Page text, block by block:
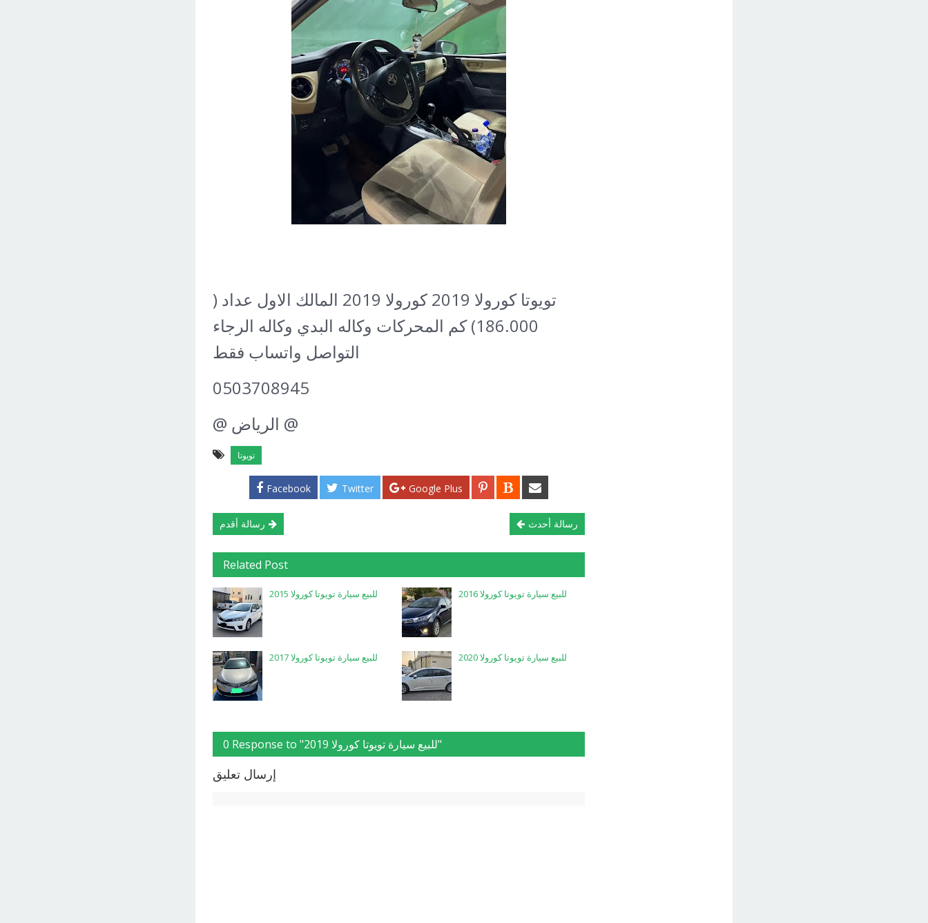
تويوتا كورولا 2019
كورولا 2019 المالك الاول عداد (
186.000) كم المحركات وكاله البدي وكاله الرجاء
التواصل واتساب فقط
0503708945
@ الرياض @
تويوتا
Facebook Twitter Google Plus
رسالة أحدث رسالة أقدم
Related Post
للبيع سيارة تويوتا كورولا 2015 للبيع سيارة تويوتا كورولا 2016
للبيع سيارة تويوتا كورولا 2017 للبيع سيارة تويوتا كورولا 2020
0 Response to "للبيع سيارة تويوتا كورولا 2019"
إرسال تعليق